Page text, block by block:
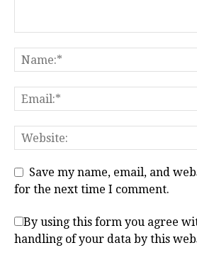
Save my name, email, and
for the next time I comment.
By using this form you agree
handling of your data by this